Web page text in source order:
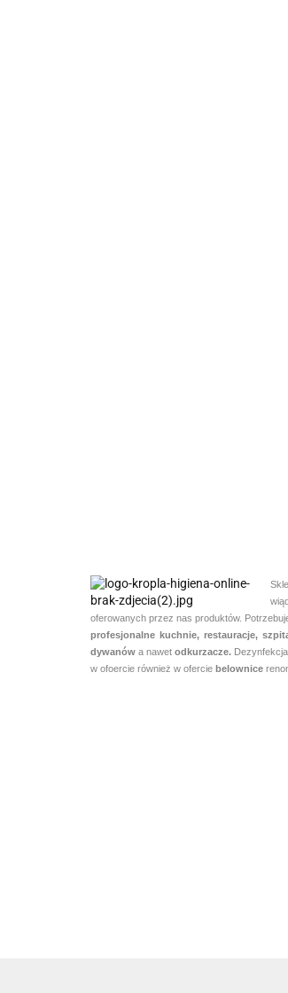
oferowanych przez nas produktów.
profesjonalne kuchnie, restauracje,
dywanówa nawetodkurzacze.
w ofoercie również w ofercie belownice